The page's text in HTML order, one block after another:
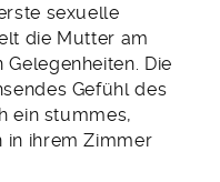
sexuelle
die Mutter am
Die
Gefühl des
ein stummes,
in ihrem Zimmer